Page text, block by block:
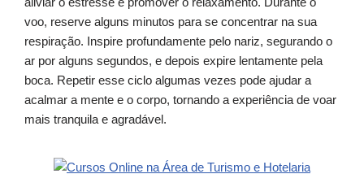
voo, reserve alguns minutos para se concentrar na sua
respiração. Inspire profundamente pelo nariz, segurando o
ar por alguns segundos, e depois expire lentamente pela
boca. Repetir esse ciclo algumas vezes pode ajudar a
acalmar a mente e o corpo, tornando a experiência de voar
mais tranquila e agradável.